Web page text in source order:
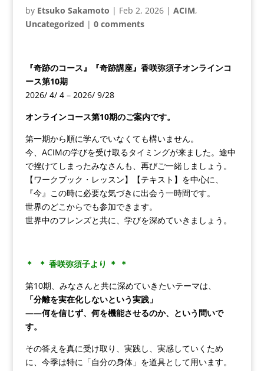
by Etsuko Sakamoto | Feb 2, 2026| ACIM,
Uncategorized | 0 comments
『奇跡のコース』『奇跡講座』 香咲弥須子オンラインコ
ース第10期
2026/ 4/ 4 – 2026/ 9/28
オンラインコース第10期のご案内です。
第一期から順に学んでいなくても構いません。
今、ACIMの学びを受け取るタイミングが来ました。途中
で挫けてしまったみなさんも、再びご一緒しましょう。
【ワークブック・レッスン】【テキスト】を中心に、
『今』この時に必要な気づきに出会う一時間です。
世界のどこからでも参加できます。
世界中のフレンズと共に、学びを深めていきましょう。
＊
＊ 香咲弥須子より ＊ ＊
第10期、みなさんと共に深めていきたいテーマは、
「分離を実在化しないという実践」
——何を信じず、何を機能させるのか、という問いで
す。
その答えを真に受け取り、実践し、実感していくため
に、今季は特に「自分の身体」を道具として用います。